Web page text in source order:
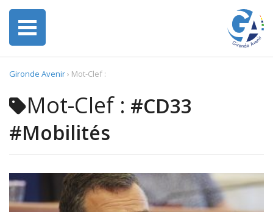
Gironde Avenir› Mot-Clef :
Mot-Clef : #CD33
#Mobilités